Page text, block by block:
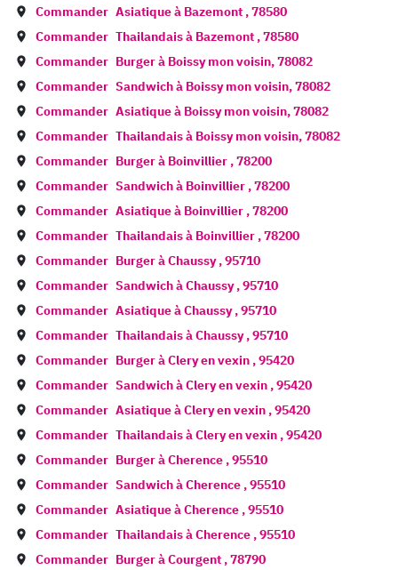
Commander Asiatique à Bazemont ,78580
Commander Thailandais à Bazemont ,78580
Commander Burger à Boissy mon voisin,78082
Commander Sandwich à Boissy mon voisin,78082
Commander Asiatique à Boissy mon voisin,78082
Commander Thailandais à Boissy mon voisin,78082
Commander Burger à Boinvillier ,78200
Commander Sandwich à Boinvillier ,78200
Commander Asiatique à Boinvillier ,78200
Commander Thailandais à Boinvillier ,78200
Commander Burger àChaussy,95710
Commander Sandwich àChaussy,95710
Commander Asiatique àChaussy,95710
Commander Thailandais àChaussy,95710
Commander Burger àClery en vexin ,95420
Commander Sandwich àClery en vexin ,95420
Commander Asiatique àClery en vexin ,95420
Commander Thailandais àClery en vexin ,95420
Commander Burger àCherence ,95510
Commander Sandwich àCherence ,95510
Commander Asiatique àCherence ,95510
Commander Thailandais àCherence ,95510
Commander Burger àCourgent ,78790